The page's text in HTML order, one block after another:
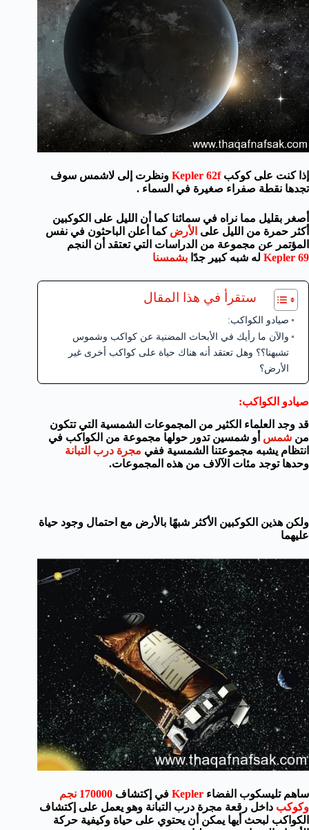
إذا كنت على كوكبKepler 62f ونظرت إلى لاشمس سوف
تجدها نقطة صفراء صغيرة في السماء .
أصغر بقليل مما نراه في سمائنا كما أن الليل على الكوكبين
أكثر حمرة من الليل على الأرض كما أعلن الباحثون في نفس
المؤتمر عن مجموعة من الدراسات التي تعتقد أن النجم
Kepler 69 له شبه كبير جدًا بشمسنا
ستقرأ في هذا المقال
صيادو الكواكب:
والآن ما رأيك في الأبحاث المضنية عن كواكب وشموس
تشبهنا؟؟ وهل تعتقد أنه هناك حياة على كواكب أخرى غير
الأرض؟
صيادو الكواكب:
قد وجد العلماء الكثير من المجموعات الشمسية التي تتكون
من شمس أو شمسين تدور حولها مجموعة من الكواكب في
انتظام يشبه مجموعتنا الشمسية ففي مجرة درب التبانة
وحدها توجد مئات الآلاف من هذه المجموعات.
ولكن هذين الكوكبين الأكثر شبهًا بالأرض مع احتمال وجود حياة
عليهما
ساهم تليسكوب الفضاء Kepler في إكتشاف
نجم
وكوكب داخل رقعة مجرة درب التبانة وهو يعمل على إكتشاف
الكواكب لبحث أيها يمكن أن يحتوي على حياة وكيفية حركة